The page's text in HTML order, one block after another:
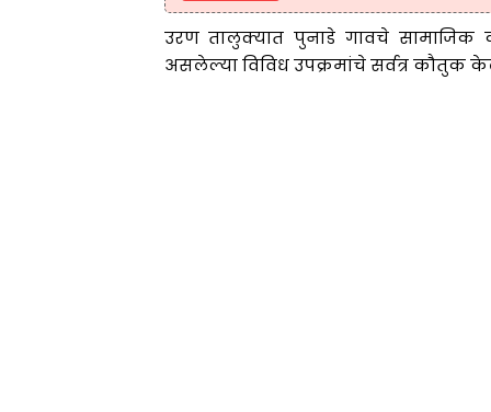
उरण तालुक्यात पुनाडे गावचे सामाजिक
असलेल्या विविध उपक्रमांचे सर्वत्र कौतुक